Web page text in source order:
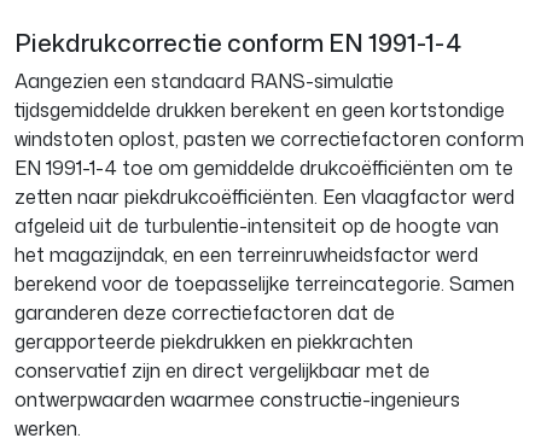
Piekdrukcorrectie conform EN 1991-1-4
Aangezien een standaard RANS-simulatie
tijdsgemiddelde drukken berekent en geen kortstondige
windstoten oplost, pasten we correctiefactoren conform
EN 1991-1-4 toe om gemiddelde drukcoëfficiënten om te
zetten naar piekdrukcoëfficiënten. Een vlaagfactor werd
afgeleid uit de turbulentie-intensiteit op de hoogte van
het magazijndak, en een terreinruwheidsfactor werd
berekend voor de toepasselijke terreincategorie. Samen
garanderen deze correctiefactoren dat de
gerapporteerde piekdrukken en piekkrachten
conservatief zijn en direct vergelijkbaar met de
ontwerpwaarden waarmee constructie-ingenieurs
werken.